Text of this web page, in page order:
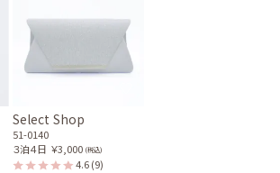
Select Shop
51-0140
３泊４日 ￥3,000 (税込)
4.6(9)